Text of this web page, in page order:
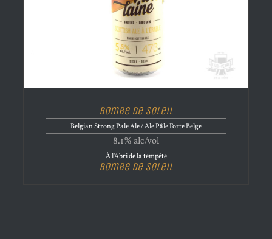
Bombe de Soleil
Belgian Strong Pale Ale / Ale Pâle Forte Belge
8.1% alc/vol
À l'Abri de la tempête
Bombe de Soleil